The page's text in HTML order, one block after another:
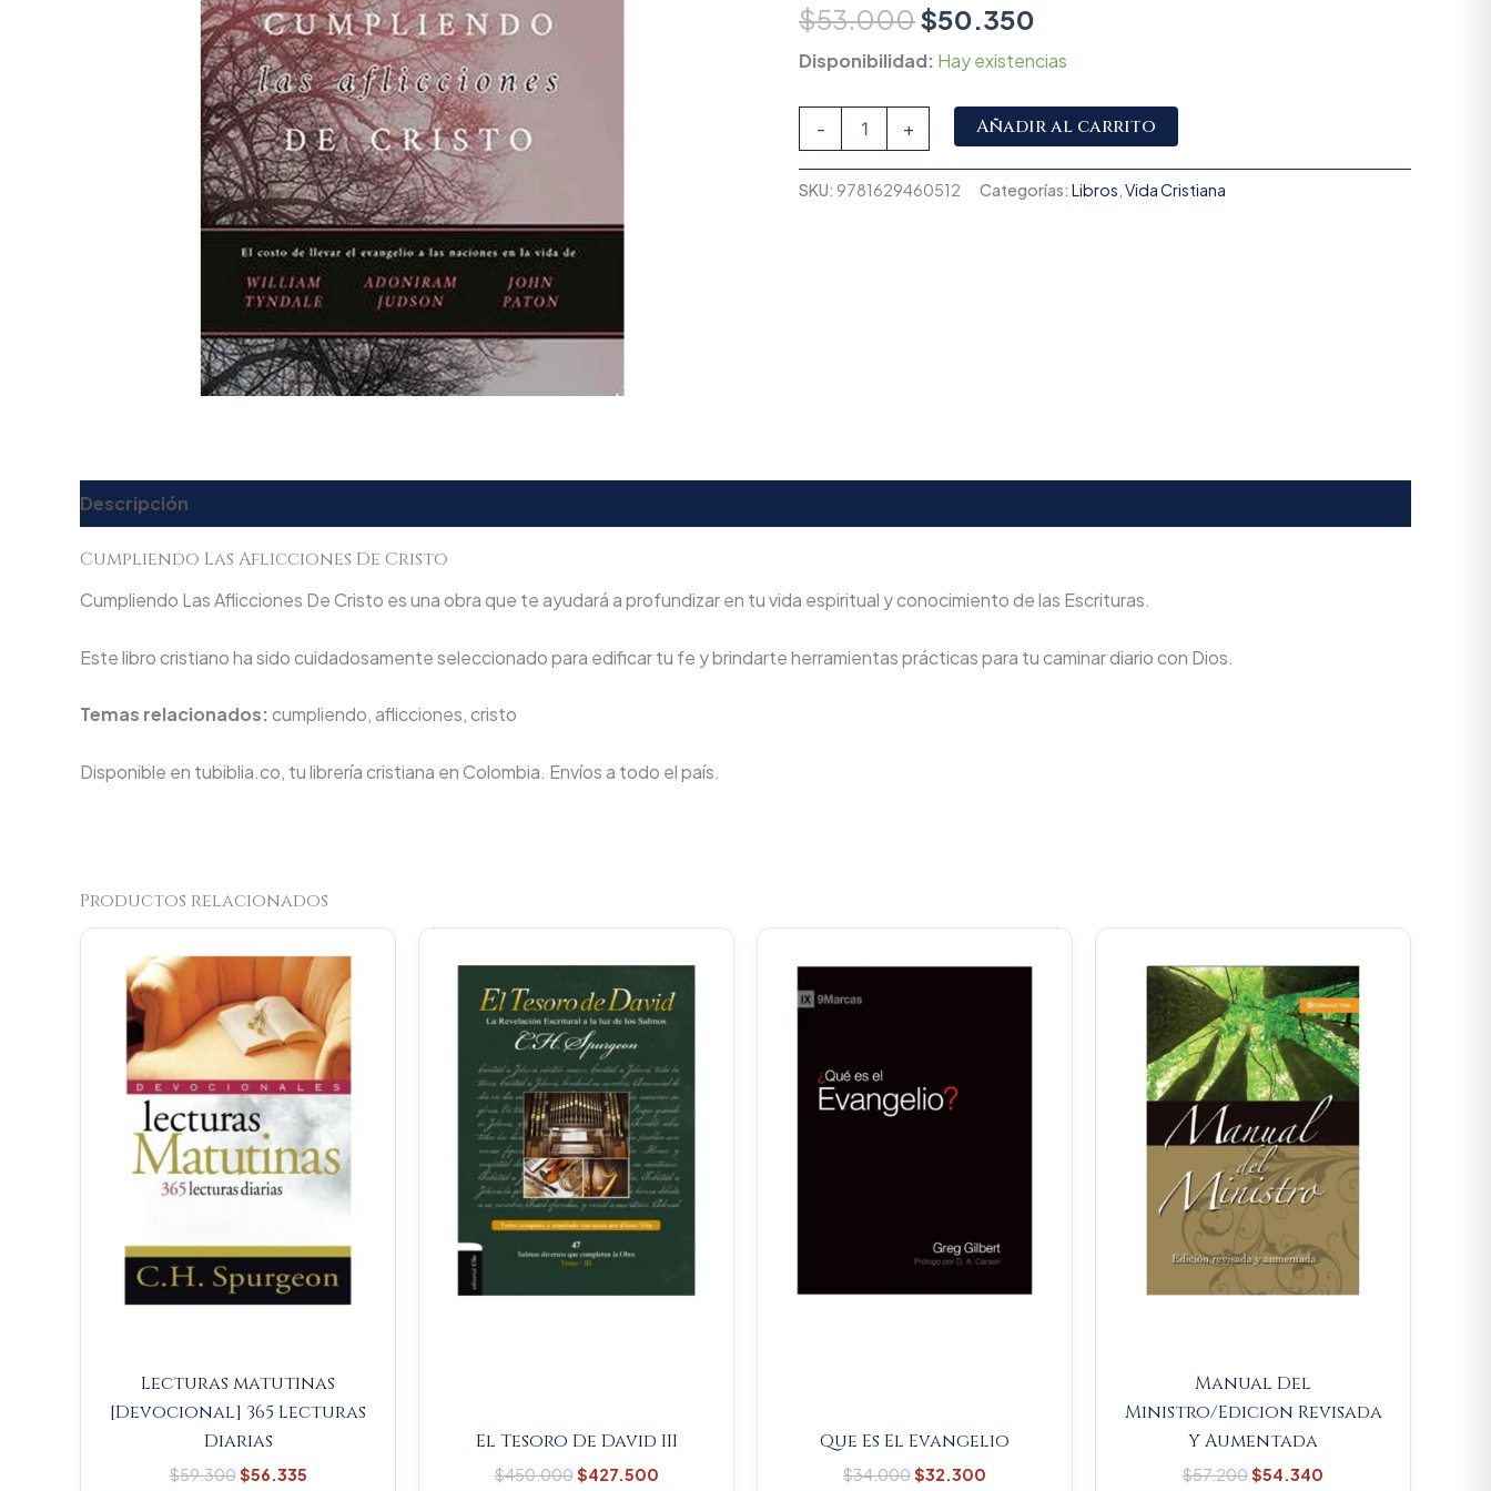
$53.000$50.350
Disponibilidad: Hay existencias
- + Añadir al carrito
SKU: 9781629460512 Categorías: Libros,Vida Cristiana
Descripción
Cumpliendo Las Aflicciones De Cristo
Cumpliendo Las Aflicciones De Cristo es una obra que te ayudará a profundizar en tu vida espiritual y conocimiento de las Escrituras.
Este libro cristiano ha sido cuidadosamente seleccionado para edificar tu fe y brindarte herramientas prácticas para tu caminar diario con Dios.
Temas relacionados: cumpliendo, aflicciones, cristo
Disponible en tubiblia.co, tu librería cristiana en Colombia. Envíos a todo el país.
Productos relacionados
Lecturas matutinas
[Devocional] 365 Lecturas
Diarias
$59.300
price
$59.300.
$56.335
price
is:
$56.335.
El Tesoro De David III
$450.000
$450.000.
$427.500
$427.500.
Que Es El Evangelio
$34.000$32.300
Manual Del
Ministro/Edicion Revisada
Y Aumentada
$57.200
was:
$57.200.
$54.340
$54.340.